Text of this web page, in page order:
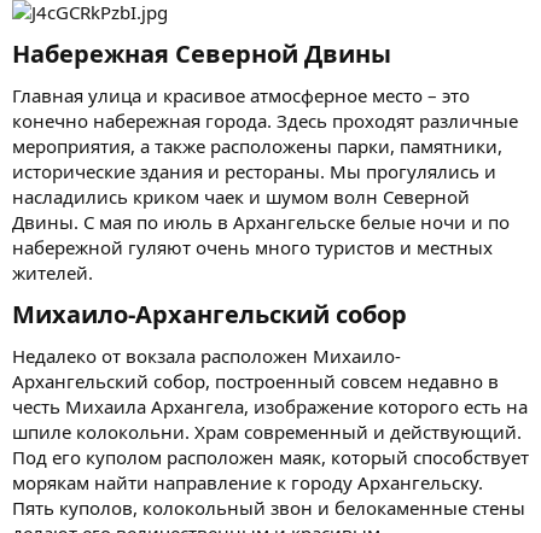
Набережная Северной Двины
Главная улица и красивое атмосферное место – это
конечно набережная города. Здесь проходят различные
мероприятия, а также расположены парки, памятники,
исторические здания и рестораны. Мы прогулялись и
насладились криком чаек и шумом волн Северной
Двины. С мая по июль в Архангельске белые ночи и по
набережной гуляют очень много туристов и местных
жителей.
Михаило-Архангельский собор
Недалеко от вокзала расположен Михаило-
Архангельский собор, построенный совсем недавно в
честь Михаила Архангела, изображение которого есть на
шпиле колокольни. Храм современный и действующий.
Под его куполом расположен маяк, который способствует
морякам найти направление к городу Архангельску.
Пять куполов, колокольный звон и белокаменные стены